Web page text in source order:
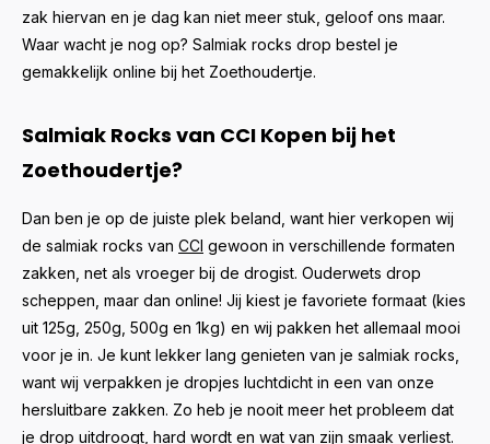
zak hiervan en je dag kan niet meer stuk, geloof ons maar.
Waar wacht je nog op? Salmiak rocks drop bestel je
gemakkelijk online bij het Zoethoudertje.
Salmiak Rocks van CCI Kopen bij het
Zoethoudertje?
Dan ben je op de juiste plek beland, want hier verkopen wij
de salmiak rocks van CCI gewoon in verschillende formaten
zakken, net als vroeger bij de drogist. Ouderwets drop
scheppen, maar dan online! Jij kiest je favoriete formaat (kies
uit 125g, 250g, 500g en 1kg) en wij pakken het allemaal mooi
voor je in. Je kunt lekker lang genieten van je salmiak rocks,
want wij verpakken je dropjes luchtdicht in een van onze
hersluitbare zakken. Zo heb je nooit meer het probleem dat
je drop uitdroogt, hard wordt en wat van zijn smaak verliest.